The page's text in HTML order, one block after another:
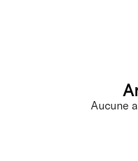
Aucune